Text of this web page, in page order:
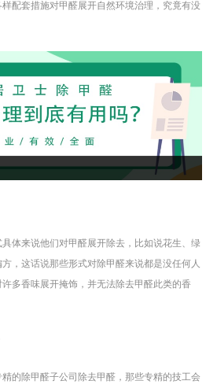
配套措施对甲醛展开自然环境治理，究竟有没
来说他们对甲醛展开除去，比如说花生、绿
，这话说那些形式对除甲醛来说都是没任何人
多香味展开掩饰，并无法除去甲醛此类的香
除甲醛子公司除去甲醛，那些专精的技工会